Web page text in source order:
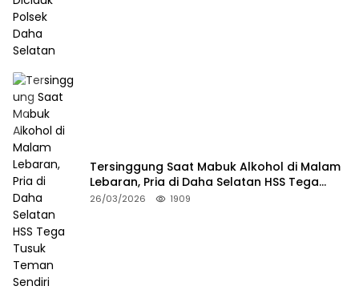
Tersinggung Saat Mabuk Alkohol di Malam
Lebaran, Pria di Daha Selatan HSS Tega
Tusuk Teman Sendiri
26/03/2026 1909